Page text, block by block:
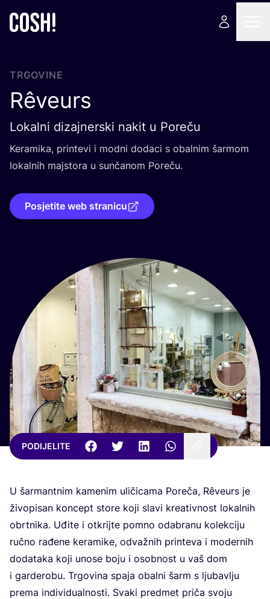
TRGOVINE
Rêveurs
Lokalni dizajnerski nakit u Poreču
Kera­mi­ka, prin­te­vi i mod­ni doda­ci s obal­nim šar­mom
lokal­nih maj­sto­ra u sun­ča­nom Poreču.
Posjetite web stranicu
PODIJELITE
U šar­mant­nim kame­nim uli­či­ca­ma Pore­ča, Rêve­urs je
živo­pi­san kon­cept sto­re koji sla­vi kre­ativ­nost lokal­nih
obrt­ni­ka. Uđi­te i otkrij­te pom­no oda­bra­nu kolek­ci­ju
ruč­no rađe­ne kera­mi­ke, odvaž­nih prin­te­va i moder­nih
doda­ta­ka koji uno­se boju i osob­nost u vaš dom
i gar­de­ro­bu. Trgo­vi­na spa­ja obal­ni šarm s lju­bav­lju
pre­ma indi­vi­du­al­nos­ti. Sva­ki pred­met pri­ča svo­ju